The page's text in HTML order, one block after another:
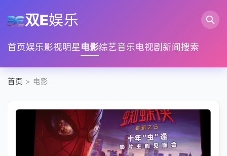
双E娱乐
首页娱乐影视明星电影综艺音乐电视剧 新闻搜索
首页 > 电影